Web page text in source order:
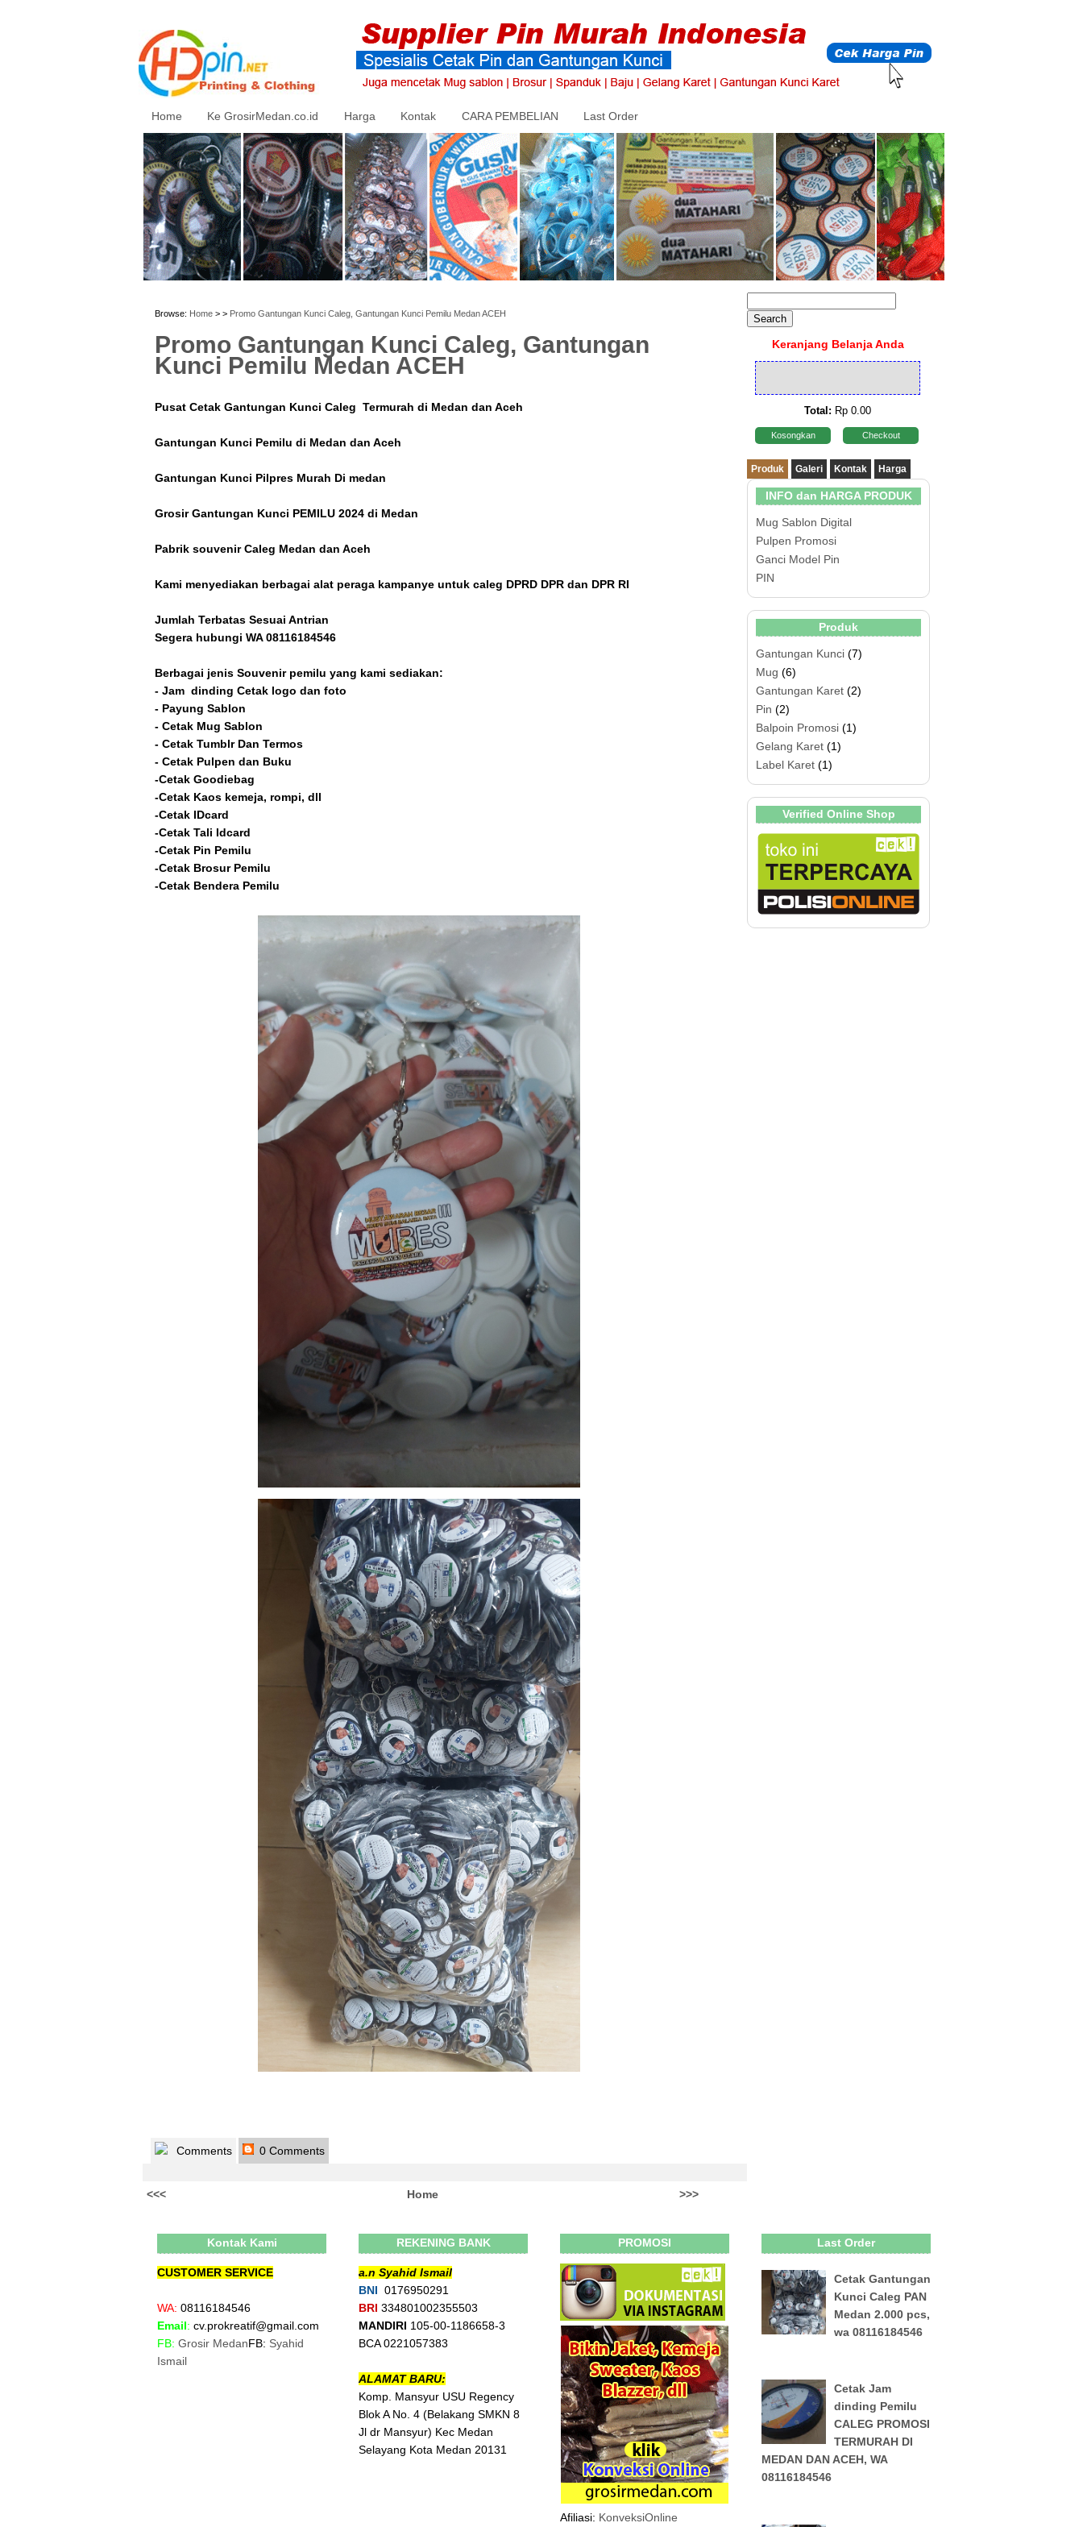
Home Ke GrosirMedan.co.id Harga Kontak CARA PEMBELIAN Last Order
Browse: Home > > Promo Gantungan Kunci Caleg, Gantungan Kunci Pemilu Medan ACEH
Promo Gantungan Kunci Caleg, Gantungan
Kunci Pemilu Medan ACEH
Pusat Cetak Gantungan Kunci Caleg Termurah di Medan dan Aceh
Gantungan Kunci Pemilu di Medan dan Aceh
Gantungan Kunci Pilpres Murah Di medan
Grosir Gantungan Kunci PEMILU 2024 di Medan
Pabrik souvenir Caleg Medan dan Aceh
Kami menyediakan berbagai alat peraga kampanye untuk caleg DPRD DPR dan DPR RI
Jumlah Terbatas Sesuai Antrian
Segera hubungi WA 08116184546
Berbagai jenis Souvenir pemilu yang kami sediakan:
- Jam dinding Cetak logo dan foto
- Payung Sablon
- Cetak Mug Sablon
- Cetak Tumblr Dan Termos
- Cetak Pulpen dan Buku
-Cetak Goodiebag
-Cetak Kaos kemeja, rompi, dll
-Cetak IDcard
-Cetak Tali Idcard
-Cetak Pin Pemilu
-Cetak Brosur Pemilu
-Cetak Bendera Pemilu
Comments 0 Comments
<<< >>>
Home
Keranjang Belanja Anda
Total: Rp 0.00
Kosongkan Checkout
Produk Galeri Kontak Harga
INFO dan HARGA PRODUK
Mug Sablon Digital
Pulpen Promosi
Ganci Model Pin
PIN
Produk
Gantungan Kunci (7)
Mug (6)
Gantungan Karet (2)
Pin (2)
Balpoin Promosi (1)
Gelang Karet (1)
Label Karet (1)
Verified Online Shop
Kontak Kami
CUSTOMER SERVICE
WA: 08116184546
Email: cv.prokreatif@gmail.com
FB: Grosir MedanFB: Syahid
Ismail
REKENING BANK
a.n Syahid Ismail
BNI 0176950291
BRI 334801002355503
MANDIRI 105-00-1186658-3
BCA 0221057383
ALAMAT BARU:
Komp. Mansyur USU Regency
Blok A No. 4 (Belakang SMKN 8
Jl dr Mansyur) Kec Medan
Selayang Kota Medan 20131
PROMOSI
Afiliasi: KonveksiOnline
Last Order
Cetak Gantungan
Kunci Caleg PAN
Medan 2.000 pcs,
wa 08116184546
Cetak Jam
dinding Pemilu
CALEG PROMOSI
TERMURAH DI
MEDAN DAN ACEH, WA
08116184546